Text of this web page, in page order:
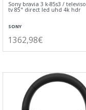
Sony bravia 3 k-85s3 /
tv 85" direct led uhd 4k hdr
SONY
1362,98€